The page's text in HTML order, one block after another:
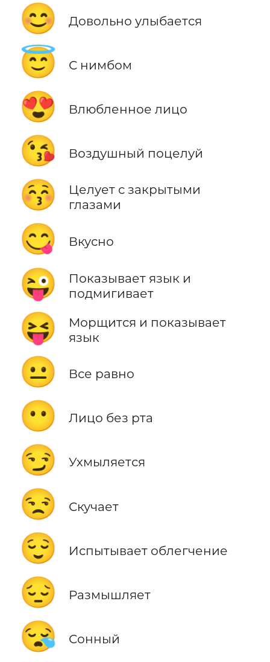
😊 Довольно улыбается
😇 С нимбом
😍 Влюбленное лицо
😘 Воздушный поцелуй
😚
Целует с закрытыми
глазами
😋 Вкусно
😜
Показывает язык и
подмигивает
😝
Морщится и показывает
язык
😐 Все равно
😶 Лицо без рта
😏 Ухмыляется
😒 Скучает
😌 Испытывает облегчение
😔 Размышляет
😪 Сонный